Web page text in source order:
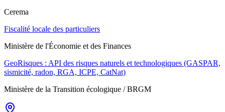
Cerema
Fiscalité locale des particuliers
Ministère de l'Économie et des Finances
GeoRisques : API des risques naturels et technologiques (GASPAR,
sismicité, radon, RGA, ICPE, CatNat)
Ministère de la Transition écologique / BRGM